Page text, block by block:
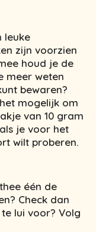
leuke
zijn voorzien
houd je de
meer weten
bewaren?
mogelijk om
van 10 gram
je voor het
wilt proberen.
één de
Check dan
lui voor? Volg